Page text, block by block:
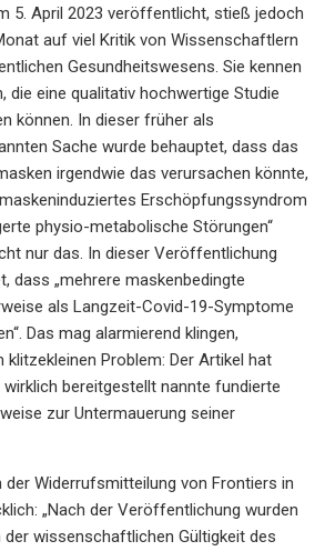
5. April 2023 veröffentlicht, stieß jedoch
auf viel Kritik von Wissenschaftlern
Gesundheitswesens. Sie kennen
die eine qualitativ hochwertige Studie
können. In dieser früher als
Sache wurde behauptet, dass das
irgendwie das verursachen könnte,
Erschöpfungssyndrom
physio-metabolische Störungen“
nur das. In dieser Veröffentlichung
dass „mehrere maskenbedingte
als Langzeit-Covid-19-Symptome
Das mag alarmierend klingen,
klitzekleinen Problem: Der Artikel hat
bereitgestellt nannte fundierte
zur Untermauerung seiner
Widerrufsmitteilung von Frontiers in
„Nach der Veröffentlichung wurden
der wissenschaftlichen Gültigkeit des